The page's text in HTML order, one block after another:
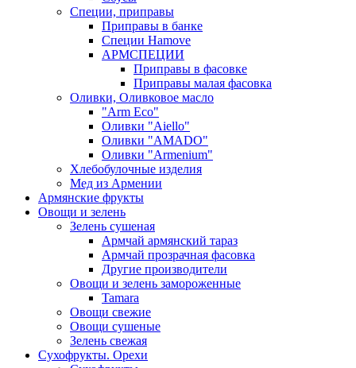
Специи, приправы
Приправы в банке
Специи Hamove
АРМСПЕЦИИ
Приправы в фасовке
Приправы малая фасовка
Оливки, Оливковое масло
"Arm Eco"
Оливки "Aiello"
Оливки "AMADO"
Оливки "Armenium"
Хлебобулочные изделия
Мед из Армении
Армянские фрукты
Овощи и зелень
Зелень сушеная
Армчай армянский тараз
Армчай прозрачная фасовка
Другие производители
Овощи и зелень замороженные
Tamara
Овощи свежие
Овощи сушеные
Зелень свежая
Сухофрукты. Орехи